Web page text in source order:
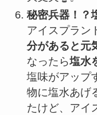
秘密兵器！？
アイスプラン
分があると元
なったら塩水
塩味がアップ
物に塩水あげ
たけど、アイ